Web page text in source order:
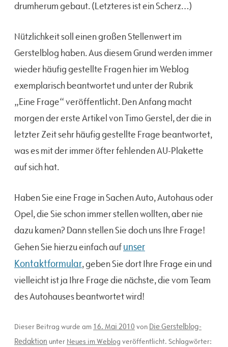
drumherum gebaut. (Letzteres ist ein Scherz…)
Nützlichkeit soll einen großen Stellenwert im
Gerstelblog haben. Aus diesem Grund werden immer
wieder häufig gestellte Fragen hier im Weblog
exemplarisch beantwortet und unter der Rubrik
„Eine Frage“ veröffentlicht. Den Anfang macht
morgen der erste Artikel von Timo Gerstel, der die in
letzter Zeit sehr häufig gestellte Frage beantwortet,
was es mit der immer öfter fehlenden AU-Plakette
auf sich hat.
Haben Sie eine Frage in Sachen Auto, Autohaus oder
Opel, die Sie schon immer stellen wollten, aber nie
dazu kamen? Dann stellen Sie doch uns Ihre Frage!
Gehen Sie hierzu einfach aufunser
Kontaktformular, geben Sie dort Ihre Frage ein und
vielleicht ist ja Ihre Frage die nächste, die vom Team
des Autohauses beantwortet wird!
Dieser Beitrag wurde am 16. Mai 2010 von Die Gerstelblog-
Redaktion unter Neues im Weblog veröffentlicht. Schlagwörter: